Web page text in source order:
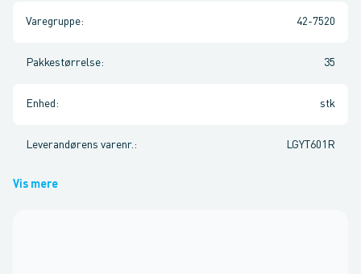
Varegruppe: 42-7520
Pakkestørrelse: 35
Enhed : stk
Leverandørens varenr. : LGYT601R
Vis mere